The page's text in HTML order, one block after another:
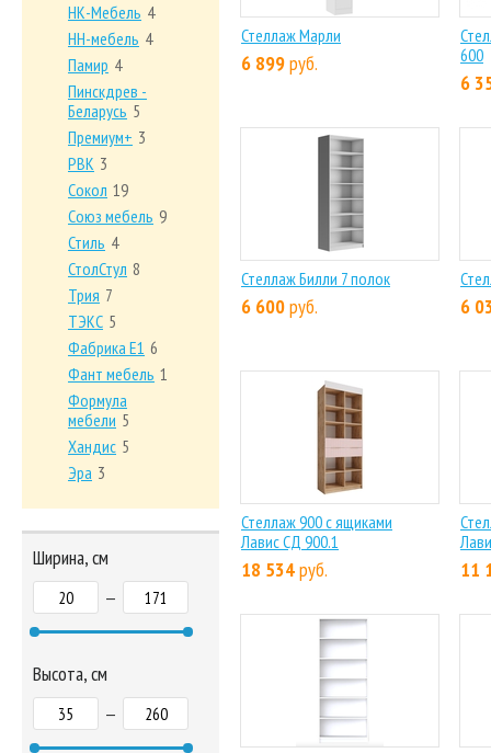
Стеллаж Марли
6 899руб.
600
6
Стеллаж Билли 7 полок
6 600руб. 6
Стеллаж 900 с ящиками
Лавис СД 900.1
18 534руб. 11
НК-Мебель 4
НН-мебель 4
Памир 4
Пинскдрев -
Беларусь 5
Премиум+ 3
РВК 3
Сокол 19
Союз мебель 9
Стиль 4
СтолСтул 8
Трия 7
ТЭКС 5
Фабрика Е1 6
Фант мебель 1
Формула
мебели 5
Хандис 5
Эра 3
Ширина, см
—
Высота, см
—